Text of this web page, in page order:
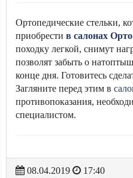
Ортопедические стельки,
приобрести в салонах
походку легкой, снимут
позволят забыть о
конце дня. Готовитесь
Загляните перед этим в
противопоказания,
специалистом.
08.04.2019
17:40